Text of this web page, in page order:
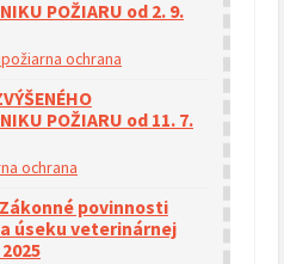
POŽIARU od 2. 9.
ochrana
POŽIARU od 11. 7.
ochrana
Zákonné povinnosti
úseku veterinárnej